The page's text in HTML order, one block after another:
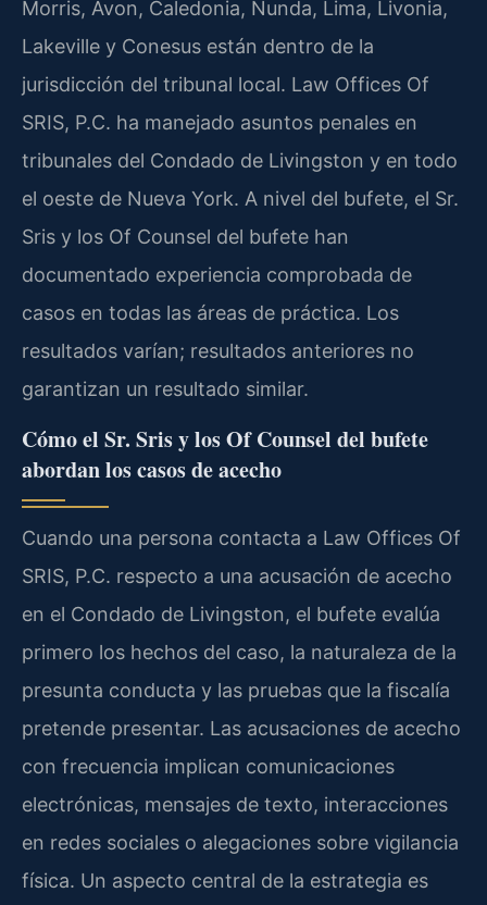
Morris, Avon, Caledonia, Nunda, Lima, Livonia,
Lakeville y Conesus están dentro de la
jurisdicción del tribunal local. Law Offices Of
SRIS, P.C. ha manejado asuntos penales en
tribunales del Condado de Livingston y en todo
el oeste de Nueva York. A nivel del bufete, el Sr.
Sris y los Of Counsel del bufete han
documentado experiencia comprobada de
casos en todas las áreas de práctica. Los
resultados varían; resultados anteriores no
garantizan un resultado similar.
Cómo el Sr. Sris y los Of Counsel del bufete
abordan los casos de acecho
Cuando una persona contacta a Law Offices Of
SRIS, P.C. respecto a una acusación de acecho
en el Condado de Livingston, el bufete evalúa
primero los hechos del caso, la naturaleza de la
presunta conducta y las pruebas que la fiscalía
pretende presentar. Las acusaciones de acecho
con frecuencia implican comunicaciones
electrónicas, mensajes de texto, interacciones
en redes sociales o alegaciones sobre vigilancia
física. Un aspecto central de la estrategia es